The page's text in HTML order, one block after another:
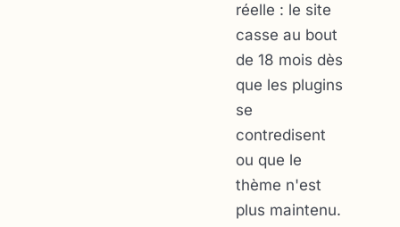
réelle : le site
casse au bout
de 18 mois dès
que les plugins
se
contredisent
ou que le
thème n'est
plus maintenu.